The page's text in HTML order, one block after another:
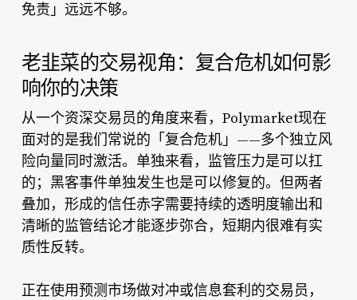
免责」远远不够。
老韭菜的交易视角：复合危机如何影
响你的决策
从一个资深交易员的角度来看，Polymarket现在
面对的是我们常说的「复合危机」——多个独立风
险向量同时激活。单独来看，监管压力是可以扛
的；黑客事件单独发生也是可以修复的。但两者
叠加，形成的信任赤字需要持续的透明度输出和
清晰的监管结论才能逐步弥合，短期内很难有实
质性反转。
正在使用预测市场做对冲或信息套利的交易员，